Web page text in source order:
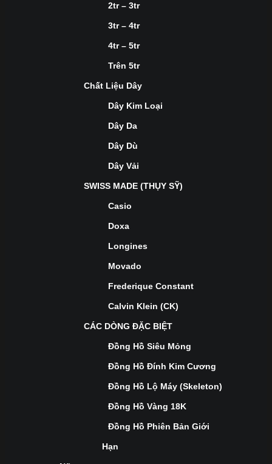
2tr – 3tr
3tr – 4tr
4tr – 5tr
Trên 5tr
Chất Liệu Dây
Dây Kim Loại
Dây Da
Dây Dù
Dây Vải
SWISS MADE (THỤY SỸ)
Casio
Doxa
Longines
Movado
Frederique Constant
Calvin Klein (CK)
CÁC DÒNG ĐẶC BIỆT
Đồng Hồ Siêu Mỏng
Đồng Hồ Đính Kim Cương
Đồng Hồ Lộ Máy (Skeleton)
Đồng Hồ Vàng 18K
Đồng Hồ Phiên Bản Giới
Hạn